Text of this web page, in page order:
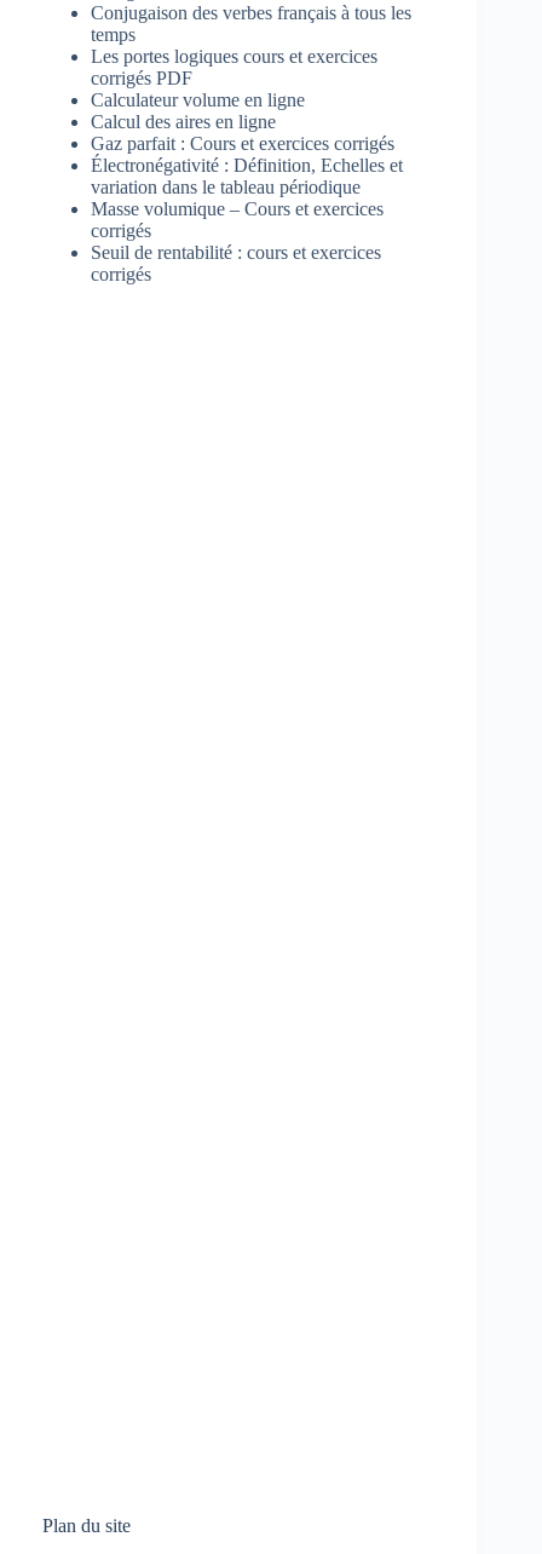
Conjugaison des verbes français à tous les
temps
Les portes logiques cours et exercices
corrigés PDF
Calculateur volume en ligne
Calcul des aires en ligne
Gaz parfait : Cours et exercices corrigés
Électronégativité : Définition, Echelles et
variation dans le tableau périodique
Masse volumique – Cours et exercices
corrigés
Seuil de rentabilité : cours et exercices
corrigés
Plan du site